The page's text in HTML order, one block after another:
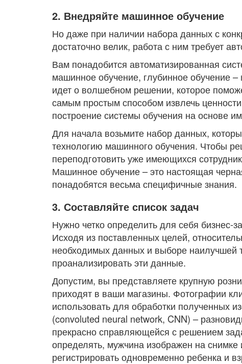
2. Внедряйте машинное обучение
Но даже при наличии набора данных с
достаточно велик, работа с ним требует
Вам понадобится автоматизированная
машинное обучение, глубинное обучение
идет о волшебном решении, которое
самым простым способом извлечь
построение системы обучения на основе
Для начала возьмите набор данных,
технологию машинного обучения. Чтобы
переподготовить уже имеющихся
Машинное обучение – это настоящая
понадобятся весьма специфичные знания.
3. Составляйте список задач
Нужно четко определить для себя бизнес-
Исходя из поставленных целей,
необходимых данных и выборе наилучшей
проанализировать эти данные.
Допустим, вы представляете крупную
приходят в ваши магазины. Фотографии
использовать для обработки полученных
(convoluted neural network, CNN) –
прекрасно справляющейся с решением
определять, мужчина изображен на
регистрировать одновременно ребенка и